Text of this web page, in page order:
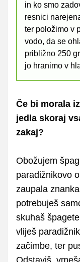
in ko smo
resnici
ter položimo v
vodo, da se
približno 250
jo hranimo v
Če bi morala
jedla skoraj
zakaj?
Obožujem
paradižnikovo
zaupala
potrebuješ
skuhaš
vliješ
začimbe, ter